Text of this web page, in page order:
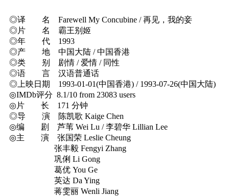
◎译 名 Farewell My Concubine / 再见，我的妾
◎片 名 霸王别姬
◎年 代 1993
◎产 地 中国大陆 / 中国香港
◎类 别 剧情 / 爱情 / 同性
◎语 言 汉语普通话
◎上映日期 1993-01-01(中国香港) / 1993-07-26(中国大陆)
◎IMDb评分 8.1/10 from 23083 users
◎片 长 171 分钟
◎导 演 陈凯歌 Kaige Chen
◎编 剧 芦苇 Wei Lu / 李碧华 Lillian Lee
◎主 演 张国荣 Leslie Cheung
张丰毅 Fengyi Zhang
巩俐 Li Gong
葛优 You Ge
英达 Da Ying
蒋雯丽 Wenli Jiang